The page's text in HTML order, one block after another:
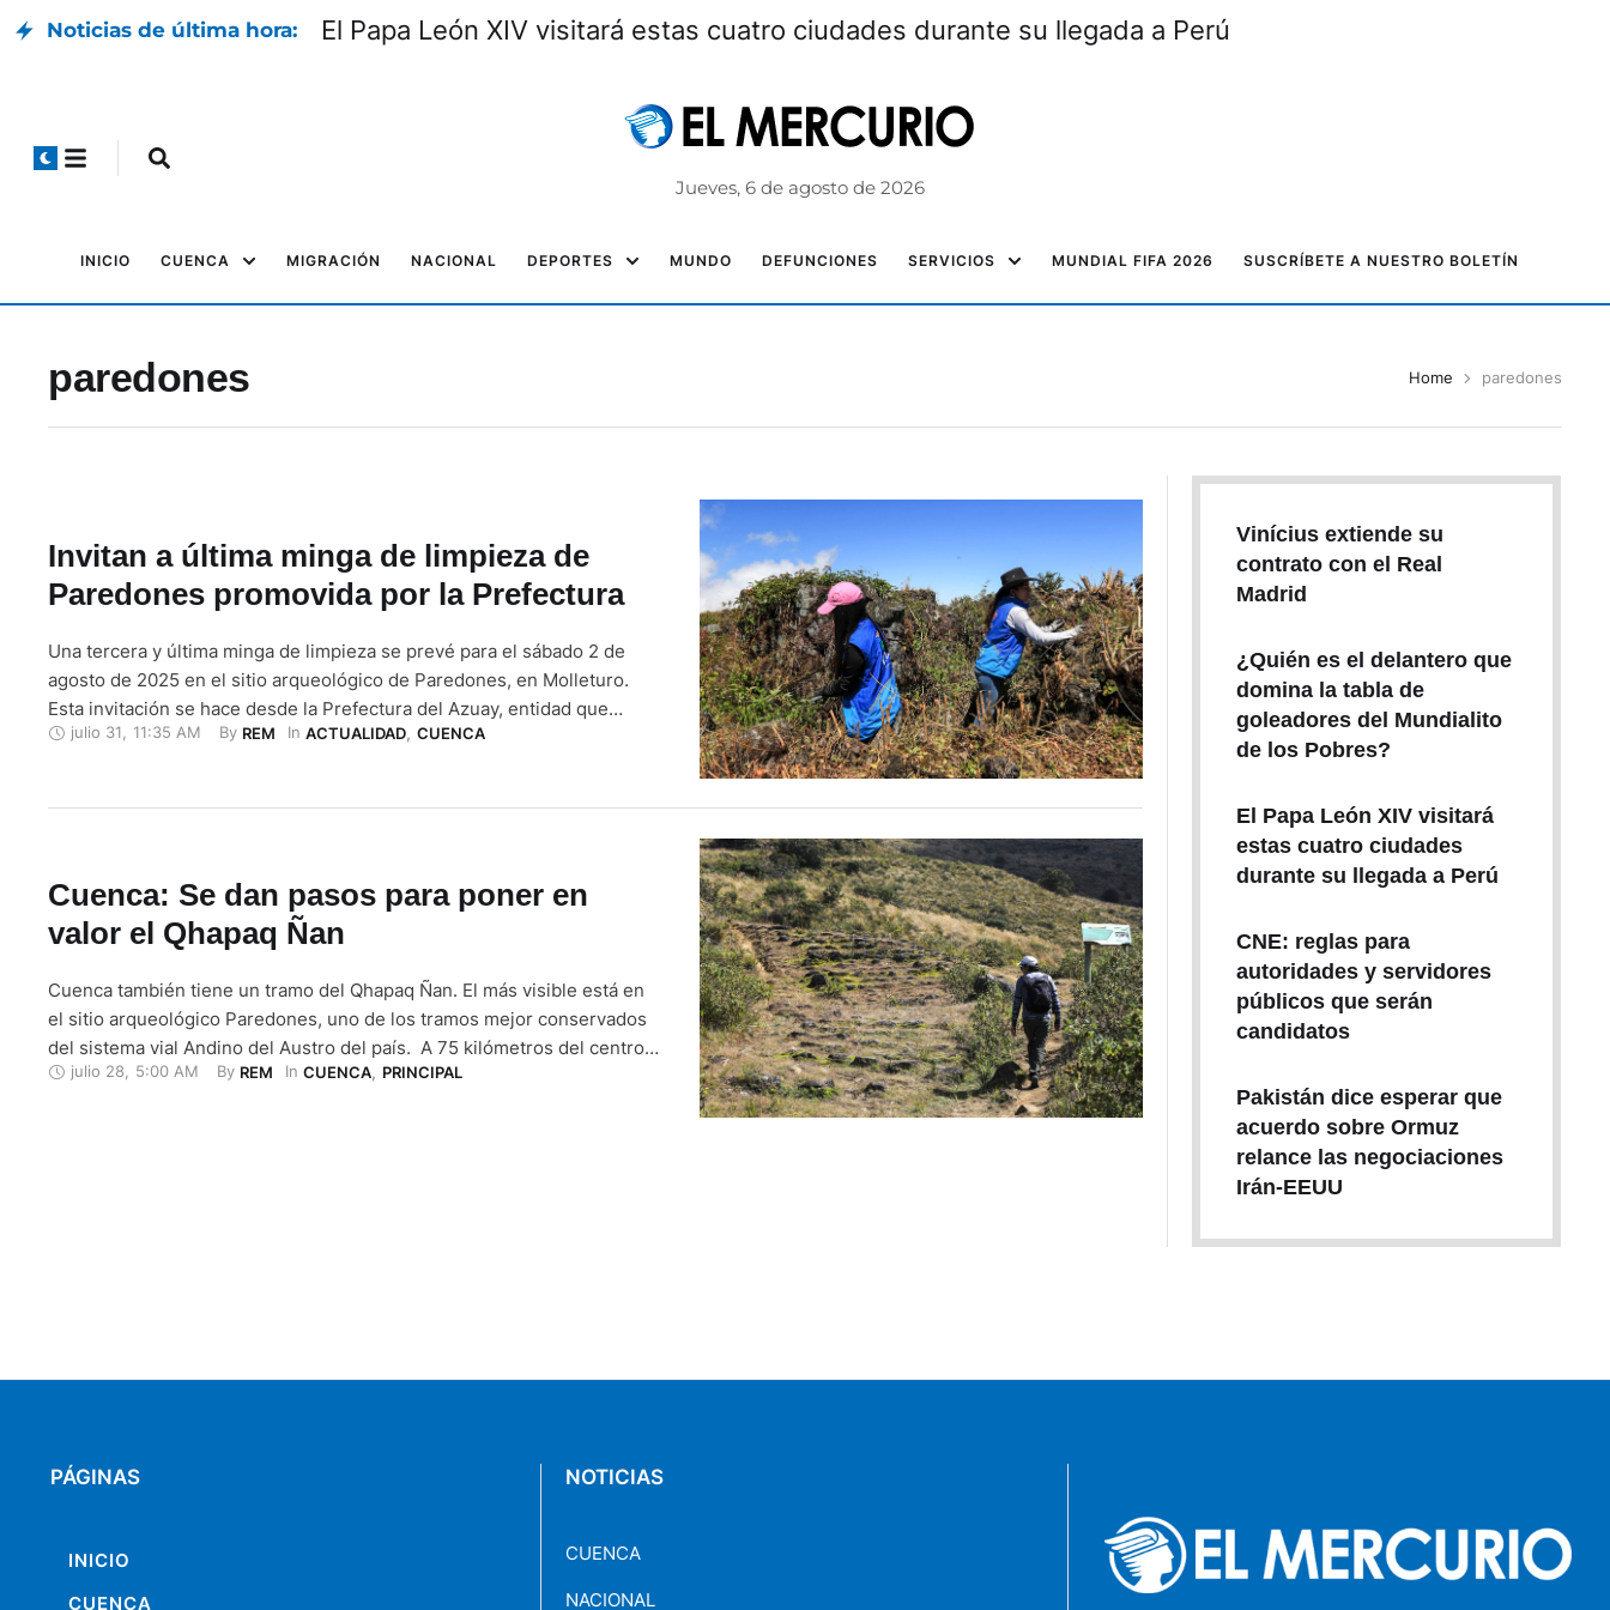
Noticias de última hora: El Papa León XIV visitará estas cuatro ciudades durante su llegada a Perú
Jueves, 6 de agosto de 2026
INICIO CUENCA MIGRACIÓN NACIONAL DEPORTES MUNDO DEFUNCIONES SERVICIOS MUNDIAL FIFA 2026 SUSCRÍBETE A NUESTRO BOLETÍN
paredones Home paredones
Invitan a última minga de limpieza de
Paredones promovida por la Prefectura
Una tercera y última minga de limpieza se prevé para el sábado 2 de
agosto de 2025 en el sitio arqueológico de Paredones, en Molleturo.
Esta invitación se hace desde la Prefectura del Azuay, entidad que
obtuvo un permiso del Instituto Nacional de Patrimonio Cultura (INPC)
julio 31 11:35 AM By REM In ACTUALIDAD, CUENCA
Cuenca: Se dan pasos para poner en
valor el Qhapaq Ñan
Cuenca también tiene un tramo del Qhapaq Ñan. El más visible está en
el sitio arqueológico Paredones, uno de los tramos mejor conservados
del sistema vial Andino del Austro del país. A 75 kilómetros del centro
de Cuenca, esta infraestructura cultural se levanta en las alturas de la
julio 28 5:00 AM By REM In CUENCA, PRINCIPAL
Vinícius extiende su
contrato con el Real
Madrid
¿Quién es el delantero que
domina la tabla de
goleadores del Mundialito
de los Pobres?
El Papa León XIV visitará
estas cuatro ciudades
durante su llegada a Perú
CNE: reglas para
autoridades y servidores
públicos que serán
candidatos
Pakistán dice esperar que
acuerdo sobre Ormuz
relance las negociaciones
Irán-EEUU
PÁGINAS
INICIO
CUENCA
NOTICIAS
CUENCA
NACIONAL